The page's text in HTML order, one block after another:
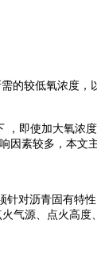
较低氧浓度
即使加大氧
素较多，本文
对沥青固有
源、点火高